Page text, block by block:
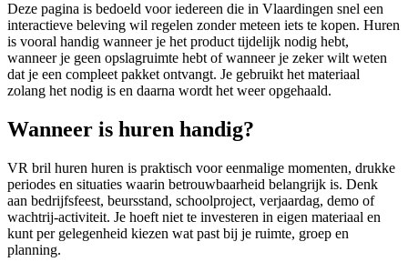
Deze pagina is bedoeld voor iedereen die in Vlaardingen snel een
interactieve beleving wil regelen zonder meteen iets te kopen. Huren
is vooral handig wanneer je het product tijdelijk nodig hebt,
wanneer je geen opslagruimte hebt of wanneer je zeker wilt weten
dat je een compleet pakket ontvangt. Je gebruikt het materiaal
zolang het nodig is en daarna wordt het weer opgehaald.
Wanneer is huren handig?
VR bril huren huren is praktisch voor eenmalige momenten, drukke
periodes en situaties waarin betrouwbaarheid belangrijk is. Denk
aan bedrijfsfeest, beursstand, schoolproject, verjaardag, demo of
wachtrij-activiteit. Je hoeft niet te investeren in eigen materiaal en
kunt per gelegenheid kiezen wat past bij je ruimte, groep en
planning.